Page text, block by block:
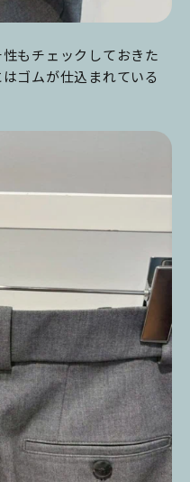
もチェックしておきた
ゴムが仕込まれている